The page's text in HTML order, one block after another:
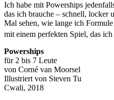
Ich habe mit Powerships
das ich brauche – schnell, locker
Mal sehen, wie lange ich
mit einem perfekten Spiel, das
Powerships
für 2 bis 7 Leute
von Corné van Moorsel
Illustriert von Steven Tu
Cwali, 2018